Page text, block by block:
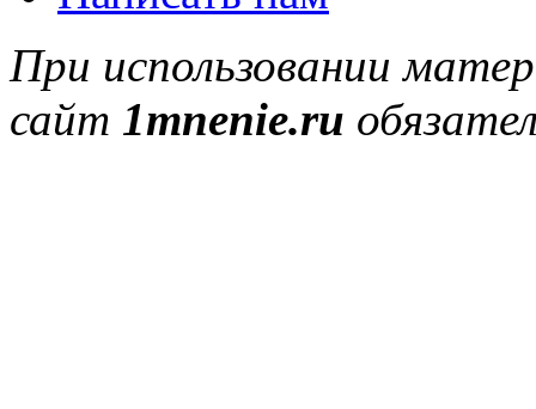
При использовании
сайт 1mnenie.ru